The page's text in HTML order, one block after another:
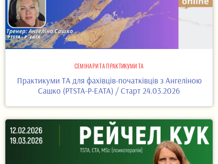
СЕМІНАРИ ТА ПРАКТИКУМИ ТА
Практикуми ТА для фахівців-початківців з Ангеліною
Сашко (PTSTA-P-EATA) / Старт 24.03.2026